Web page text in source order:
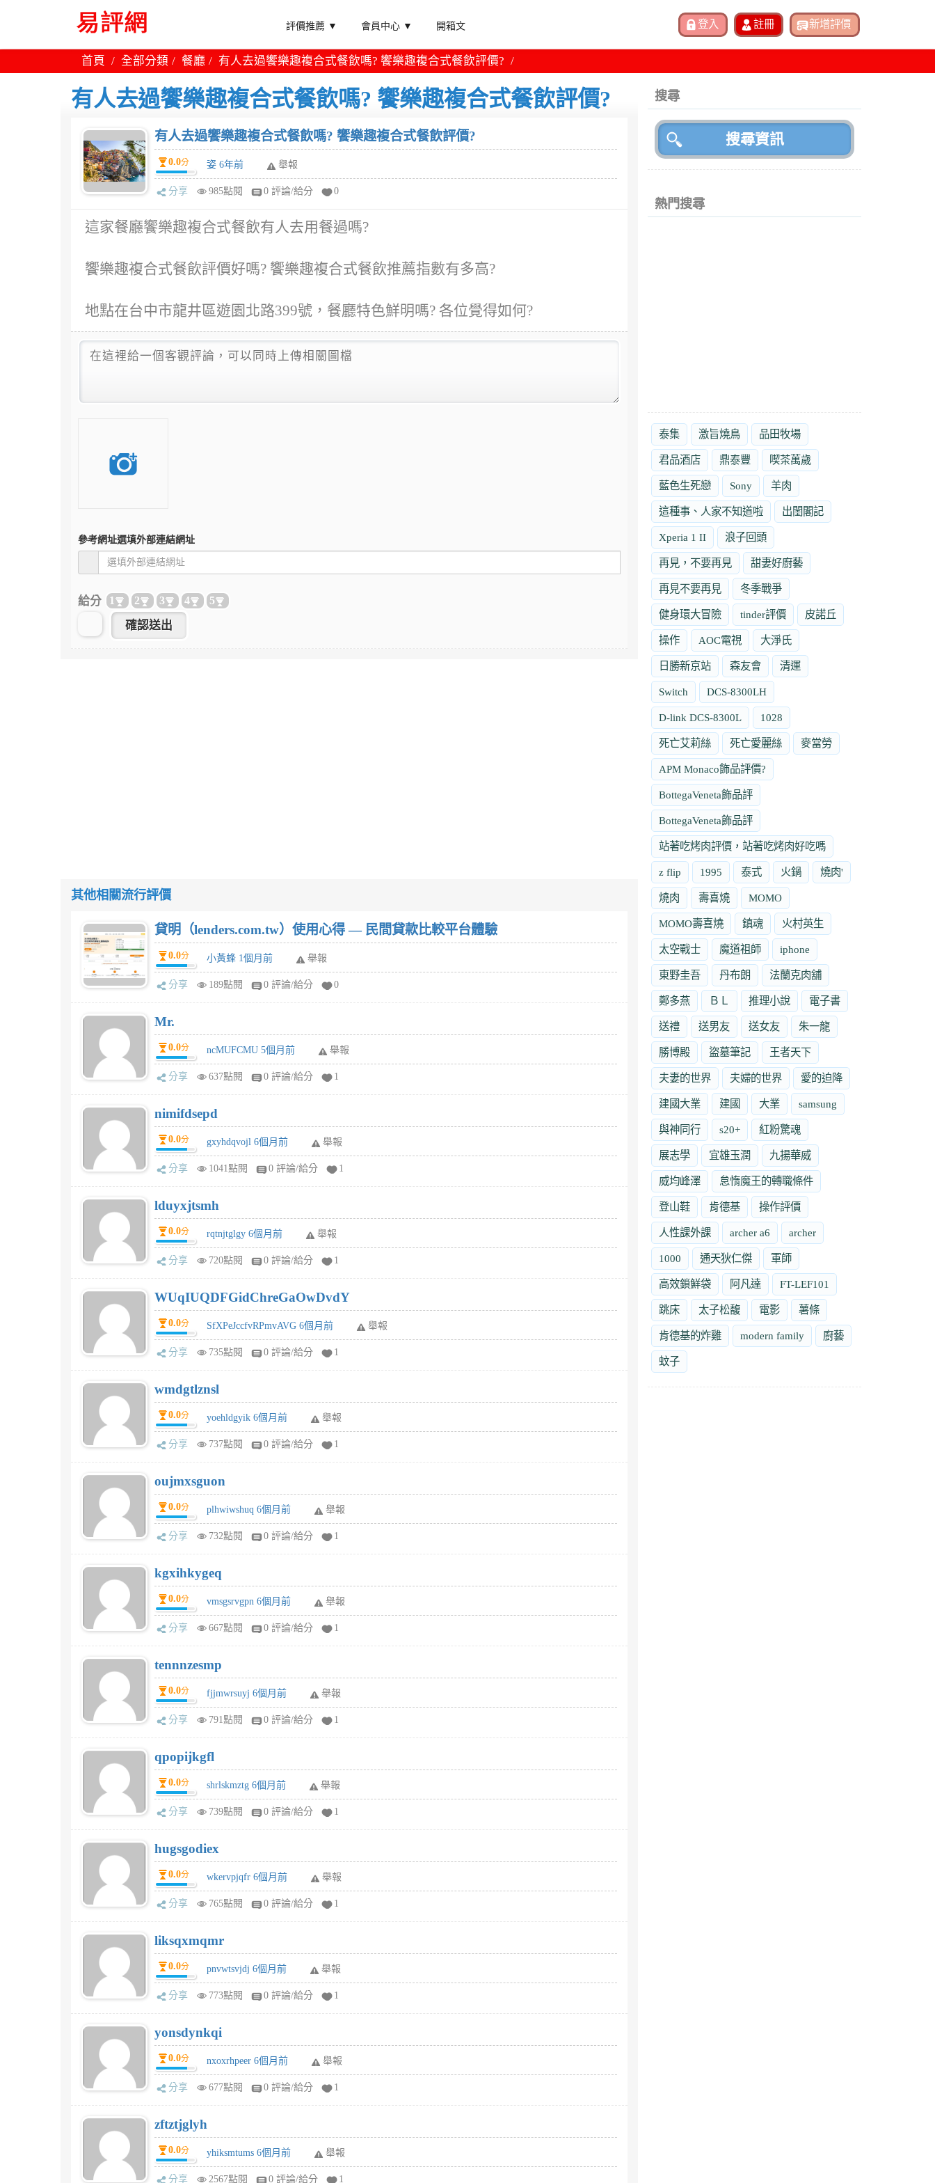
評價推薦 ▼ 會員中心 ▼ 開箱文
首頁 全部分類 餐廳 有人去過饗樂趣複合式餐飲嗎? 饗樂趣複合式餐飲評價?
有人去過饗樂趣複合式餐飲嗎? 饗樂趣複合式餐飲評價?
有人去過饗樂趣複合式餐飲嗎? 饗樂趣複合式餐飲評價?
0.0分 姿 6年前 舉報
分享 985點閱 0 評論/給分 0
這家餐廳饗樂趣複合式餐飲有人去用餐過嗎?
饗樂趣複合式餐飲評價好嗎? 饗樂趣複合式餐飲推薦指數有多高?
地點在台中市龍井區遊園北路399號，餐廳特色鮮明嗎? 各位覺得如何?
參考網址選填外部連結網址
給分 1 2 3 4 5
其他相關流行評價
貸明（lenders.com.tw）使用心得 — 民間貸款比較平台體驗
0.0分 小黃蜂 1個月前 舉報
分享 189點閱 0 評論/給分 0
Mr.
0.0分 ncMUFCMU 5個月前 舉報
分享 637點閱 0 評論/給分 1
nimifdsepd
0.0分 gxyhdqvojl 6個月前 舉報
分享 1041點閱 0 評論/給分 1
lduyxjtsmh
0.0分 rqtnjtglgy 6個月前 舉報
分享 720點閱 0 評論/給分 1
WUqIUQDFGidChreGaOwDvdY
0.0分 SfXPeJccfvRPmvAVG 6個月前 舉報
分享 735點閱 0 評論/給分 1
wmdgtlznsl
0.0分 yoehldgyik 6個月前 舉報
分享 737點閱 0 評論/給分 1
oujmxsguon
0.0分 plhwiwshuq 6個月前 舉報
分享 732點閱 0 評論/給分 1
kgxihkygeq
0.0分 vmsgsrvgpn 6個月前 舉報
分享 667點閱 0 評論/給分 1
tennnzesmp
0.0分 fjjmwrsuyj 6個月前 舉報
分享 791點閱 0 評論/給分 1
qpopijkgfl
0.0分 shrlskmztg 6個月前 舉報
分享 739點閱 0 評論/給分 1
hugsgodiex
0.0分 wkervpjqfr 6個月前 舉報
分享 765點閱 0 評論/給分 1
liksqxmqmr
0.0分 pnvwtsvjdj 6個月前 舉報
分享 773點閱 0 評論/給分 1
yonsdynkqi
0.0分 nxoxrhpeer 6個月前 舉報
分享 677點閱 0 評論/給分 1
zftztjglyh
0.0分 yhiksmtums 6個月前 舉報
分享 2567點閱 0 評論/給分 1
搜尋
熱門搜尋
泰集 激旨燒鳥 品田牧場
君品酒店 鼎泰豐 喫茶萬歲
藍色生死戀 Sony 羊肉
這種事、人家不知道啦 出閨閣記
Xperia 1 II 浪子回頭
再見，不要再見 甜妻好廚藝
再見不要再見 冬季戰爭
健身環大冒險 tinder評價 皮諾丘
操作 AOC電視 大淨氏
日勝新京站 森友會 清運
Switch DCS-8300LH
D-link DCS-8300L 1028
死亡艾莉絲 死亡愛麗絲 麥當勞
APM Monaco飾品評價?
BottegaVeneta飾品評
BottegaVeneta飾品評
站著吃烤肉評價，站著吃烤肉好吃嗎
z flip 1995 泰式 火鍋 燒肉'
燒肉 壽喜燒 MOMO
MOMO壽喜燒 鎮魂 火村英生
太空戰士 魔道祖師 iphone
東野圭吾 丹布朗 法蘭克肉舖
鄭多燕 ＢＬ 推理小說 電子書
送禮 送男友 送女友 朱一龍
勝博殿 盜墓筆記 王者天下
夫妻的世界 夫婦的世界 愛的迫降
建國大業 建國 大業 samsung
與神同行 s20+ 紅粉驚魂
展志學 宜雄玉潤 九揚華威
威均峰澤 怠惰魔王的轉職條件
登山鞋 肯德基 操作評價
人性課外課 archer a6 archer
1000 通天狄仁傑 軍師
高效鎖鮮袋 阿凡達 FT-LEF101
跳床 太子松馥 電影 薯條
肯德基的炸雞 modern family 廚藝
蚊子